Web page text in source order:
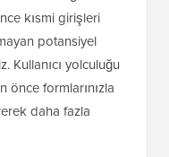
kısmi girişleri
potansiyel
Kullanıcı yolculuğu
formlarınızla
daha fazla